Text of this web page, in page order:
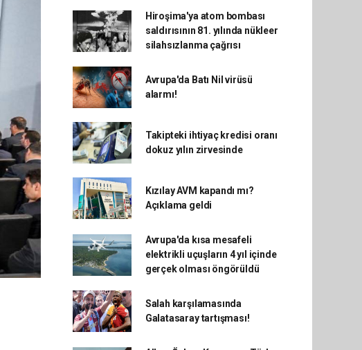
Hiroşima'ya atom bombası
saldırısının 81. yılında nükleer
silahsızlanma çağrısı
Avrupa'da Batı Nil virüsü
alarmı!
Takipteki ihtiyaç kredisi oranı
dokuz yılın zirvesinde
Kızılay AVM kapandı mı?
Açıklama geldi
Avrupa'da kısa mesafeli
elektrikli uçuşların 4 yıl içinde
gerçek olması öngörüldü
Salah karşılamasında
Galatasaray tartışması!